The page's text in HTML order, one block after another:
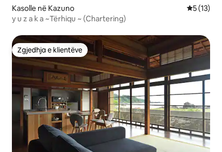
Kasolle në Kazuno Vlerësimi
5 (13)
y u z a k a ~Tërhiqu ~ (Chartering)
Zgjedhja e klientëve
Zgjedhja e klientëve